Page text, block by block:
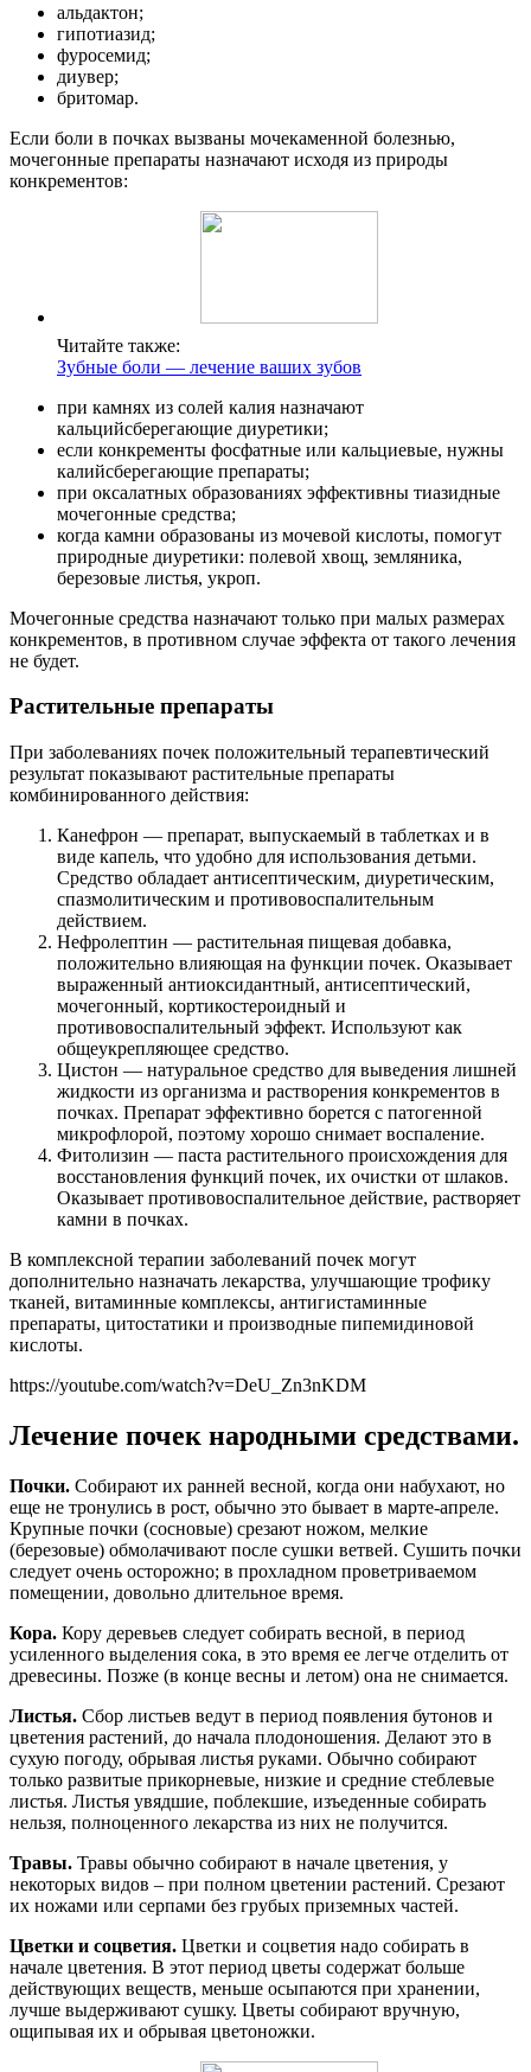
альдактон;
гипотиазид;
фуросемид;
диувер;
бритомар.
Если боли в почках вызваны мочекаменной болезнью,
мочегонные препараты назначают исходя из природы
конкрементов:
Читайте также:
Зубные боли — лечение ваших зубов
при камнях из солей калия назначают
кальцийсберегающие диуретики;
если конкременты фосфатные или кальциевые, нужны
калийсберегающие препараты;
при оксалатных образованиях эффективны тиазидные
мочегонные средства;
когда камни образованы из мочевой кислоты, помогут
природные диуретики: полевой хвощ, земляника,
березовые листья, укроп.
Мочегонные средства назначают только при малых размерах
конкрементов, в противном случае эффекта от такого лечения
не будет.
Растительные препараты
При заболеваниях почек положительный терапевтический
результат показывают растительные препараты
комбинированного действия:
Канефрон — препарат, выпускаемый в таблетках и в
виде капель, что удобно для использования детьми.
Средство обладает антисептическим, диуретическим,
спазмолитическим и противовоспалительным
действием.
Нефролептин — растительная пищевая добавка,
положительно влияющая на функции почек. Оказывает
выраженный антиоксидантный, антисептический,
мочегонный, кортикостероидный и
противовоспалительный эффект. Используют как
общеукрепляющее средство.
Цистон — натуральное средство для выведения лишней
жидкости из организма и растворения конкрементов в
почках. Препарат эффективно борется с патогенной
микрофлорой, поэтому хорошо снимает воспаление.
Фитолизин — паста растительного происхождения для
восстановления функций почек, их очистки от шлаков.
Оказывает противовоспалительное действие, растворяет
камни в почках.
В комплексной терапии заболеваний почек могут
дополнительно назначать лекарства, улучшающие трофику
тканей, витаминные комплексы, антигистаминные
препараты, цитостатики и производные пипемидиновой
кислоты.
https://youtube.com/watch?v=DeU_Zn3nKDM
Лечение почек народными средствами.
Почки. Собирают их ранней весной, когда они набухают, но
еще не тронулись в рост, обычно это бывает в марте-апреле.
Крупные почки (сосновые) срезают ножом, мелкие
(березовые) обмолачивают после сушки ветвей. Сушить почки
следует очень осторожно; в прохладном проветриваемом
помещении, довольно длительное время.
Кора. Кору деревьев следует собирать весной, в период
усиленного выделения сока, в это время ее легче отделить от
древесины. Позже (в конце весны и летом) она не снимается.
Листья. Сбор листьев ведут в период появления бутонов и
цветения растений, до начала плодоношения. Делают это в
сухую погоду, обрывая листья руками. Обычно собирают
только развитые прикорневые, низкие и средние стеблевые
листья. Листья увядшие, поблекшие, изъеденные собирать
нельзя, полноценного лекарства из них не получится.
Травы. Травы обычно собирают в начале цветения, у
некоторых видов – при полном цветении растений. Срезают
их ножами или серпами без грубых приземных частей.
Цветки и соцветия. Цветки и соцветия надо собирать в
начале цветения. В этот период цветы содержат больше
действующих веществ, меньше осыпаются при хранении,
лучше выдерживают сушку. Цветы собирают вручную,
ощипывая их и обрывая цветоножки.